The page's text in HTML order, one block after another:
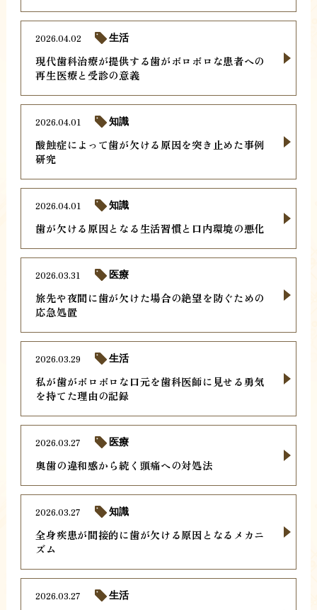
現代歯科治療が提供する歯がボロボロな患者への
再生医療と受診の意義
2026.04.02 生活
酸蝕症によって歯が欠ける原因を突き止めた事例
研究
2026.04.01 知識
歯が欠ける原因となる生活習慣と口内環境の悪化
2026.04.01 知識
旅先や夜間に歯が欠けた場合の絶望を防ぐための
応急処置
2026.03.31 医療
私が歯がボロボロな口元を歯科医師に見せる勇気
を持てた理由の記録
2026.03.29 生活
奥歯の違和感から続く頭痛への対処法
2026.03.27 医療
全身疾患が間接的に歯が欠ける原因となるメカニ
ズム
2026.03.27 知識
2026.03.27 生活